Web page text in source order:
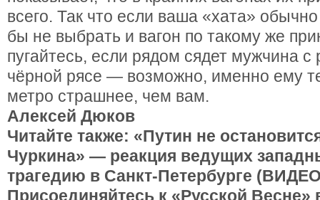
всего. Так что если ваша «хата»
бы не выбрать и вагон по такому же
пугайтесь, если рядом сядет мужчина
чёрной рясе — возможно, именно ему
метро страшнее, чем вам.
Алексей Дюков
Читайте также: «Путин не
Чуркина» — реакция ведущих
трагедию в Санкт-Петербурге
Присоединяйтесь к «Русской Весне»